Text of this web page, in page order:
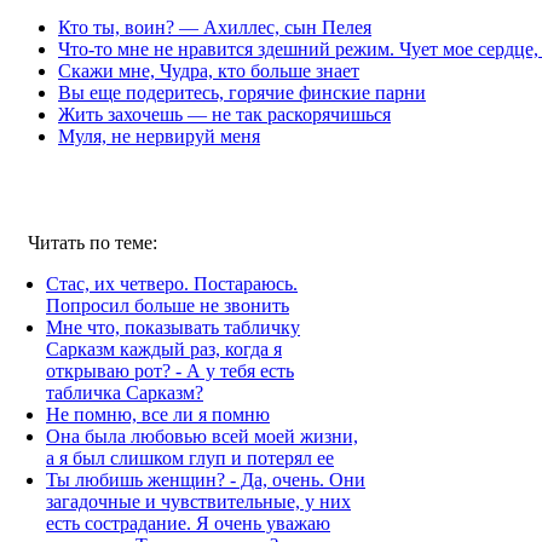
Кто ты, воин? — Ахиллес, сын Пелея
Что-то мне не нравится здешний режим. Чует мое
Скажи мне, Чудра, кто больше знает
Вы еще подеритесь, горячие финские парни
Жить захочешь — не так раскорячишься
Муля, не нервируй меня
Читать по теме:
Стас, их четверо. Постараюсь.
Попросил больше не звонить
Мне что, показывать табличку
Сарказм каждый раз, когда я
открываю рот? - А у тебя есть
табличка Сарказм?
Не помню, все ли я помню
Она была любовью всей моей жизни,
а я был слишком глуп и потерял ее
Ты любишь женщин? - Да, очень. Они
загадочные и чувствительные, у них
есть сострадание. Я очень уважаю